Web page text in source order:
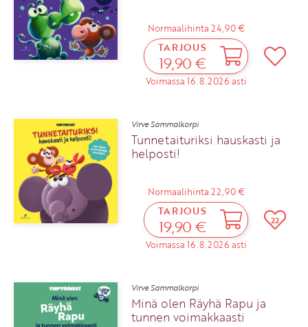
Normaalihinta 24,90 €
TARJOUS
19,90 €
Voimassa 16.8.2026 asti
Virve Sammalkorpi
Tunnetaituriksi hauskasti ja
helposti!
Normaalihinta 22,90 €
TARJOUS
19,90 €
Voimassa 16.8.2026 asti
22
Virve Sammalkorpi
Minä olen Räyhä Rapu ja
tunnen voimakkaasti